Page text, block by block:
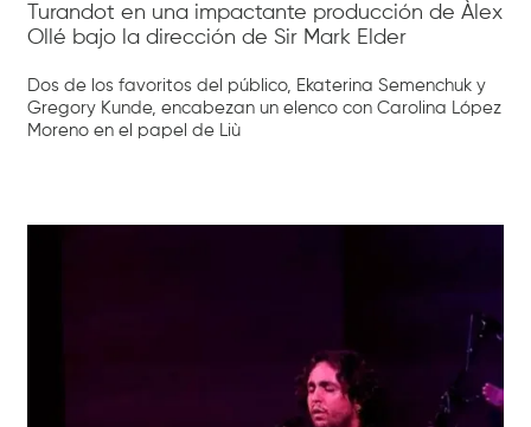
Turandot en una impactante producción de Àlex
Ollé bajo la dirección de Sir Mark Elder
Dos de los favoritos del público, Ekaterina Semenchuk y
Gregory Kunde, encabezan un elenco con Carolina López
Moreno en el papel de Liù